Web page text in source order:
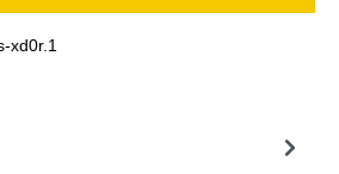
xd0r.1